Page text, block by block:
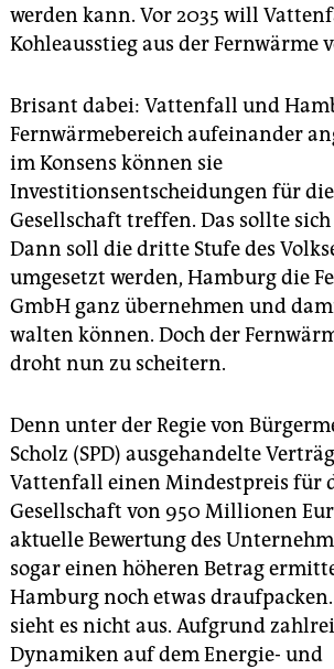
werden kann. Vor 2035 will
Kohleausstieg aus der Fernwärme
Brisant dabei: Vattenfall und
Fernwärmebereich aufeinander
im Konsens können sie
Investitionsentscheidungen für
Gesellschaft treffen. Das sollte
Dann soll die dritte Stufe des
umgesetzt werden, Hamburg die
GmbH ganz übernehmen und
walten können. Doch der
droht nun zu scheitern.
Denn unter der Regie von
Scholz (SPD) ausgehandelte
Vattenfall einen Mindestpreis für
Gesellschaft von 950 Millionen
aktuelle Bewertung des
sogar einen höheren Betrag
Hamburg noch etwas
sieht es nicht aus. Aufgrund
Dynamiken auf dem Energie- und